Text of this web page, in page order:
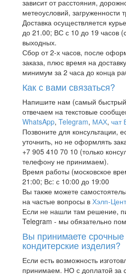
зависит от расстояния,
метеоусловий, загруженности
Доставка осуществляется
до 21.00; ВС с 10 до 19 часов
выходных.
Сбор от 2-х часов, после
заказа, плюс время на
минимум за 2 часа до конца
Как с вами связаться?
Напишите нам (самый
отвечаем на текстовые
WhatsApp, Telegram, МАХ, чат
Позвоните для консультации,
уточнить, но не оформлять
+7 905 410 70 10 (только
телефону не принимаем).
Время работы (московское
21:00; Вс: с 10:00 до 19:00
Вы также можете
на частые вопросы в Хэлп-
Если не нашли там решение,
Telegram - мы обязательно
Вы принимаете срочные
кондитерские изделия?
Если есть возможность
принимаем. НО с доплатой за